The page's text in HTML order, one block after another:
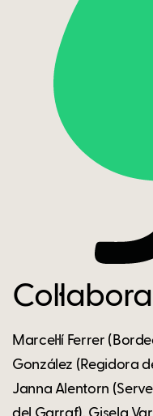
Marcel·lí Ferrer
González (Regidora
Janna Alentorn